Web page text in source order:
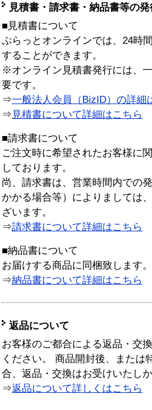
見積書・請求書・納品書等の
■見積書について
ぷらっとオンラインでは、24時
することができます。
※オンライン見積書発行には、
要です。
⇒一般法人会員（BizID）の詳細
⇒ 見積書について詳細はこちら
■請求書について
ご注文時に希望されたお客様に
しております。
尚、請求書は、営業時間内での
かかる場合等）によりましては
ざいます。
⇒請求書について詳細はこちら
■納品書について
お届けする商品に同梱致します。
⇒納品書について詳細はこちら
返品について
お客様のご都合による返品・交
ください。 商品開封後、または
合、返品・交換はお受けいたし
⇒返品について詳しくはこちら